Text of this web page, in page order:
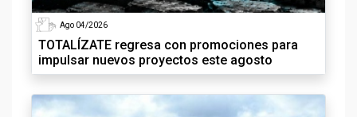
Ago 04/2026
TOTALÍZATE regresa con promociones para
impulsar nuevos proyectos este agosto